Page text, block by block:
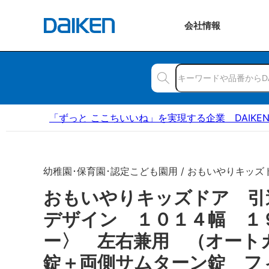
会社情報
「ずっと ここちいいね」を実現する企業 DAIKEN
幼稚園･保育園･認定こども園用 / おもいやりキッズ
おもいやりキッズドア
デザイン １０１４幅 １
ー〉 左右兼用 （オート
錠＋両側サムターン錠